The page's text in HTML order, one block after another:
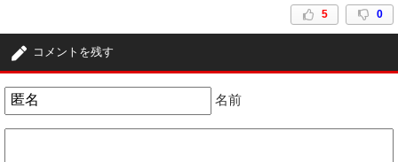
5 0
コメントを残す
名前